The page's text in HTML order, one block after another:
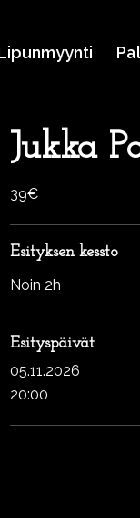
Jukka
39€
Esityksen kessto
Noin 2h
Esityspäivät
05.11.2026
20:00